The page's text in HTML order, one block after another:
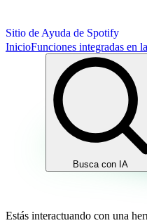
Sitio de Ayuda de Spotify
InicioFunciones integradas en
Busca con IA
Estás interactuando con una